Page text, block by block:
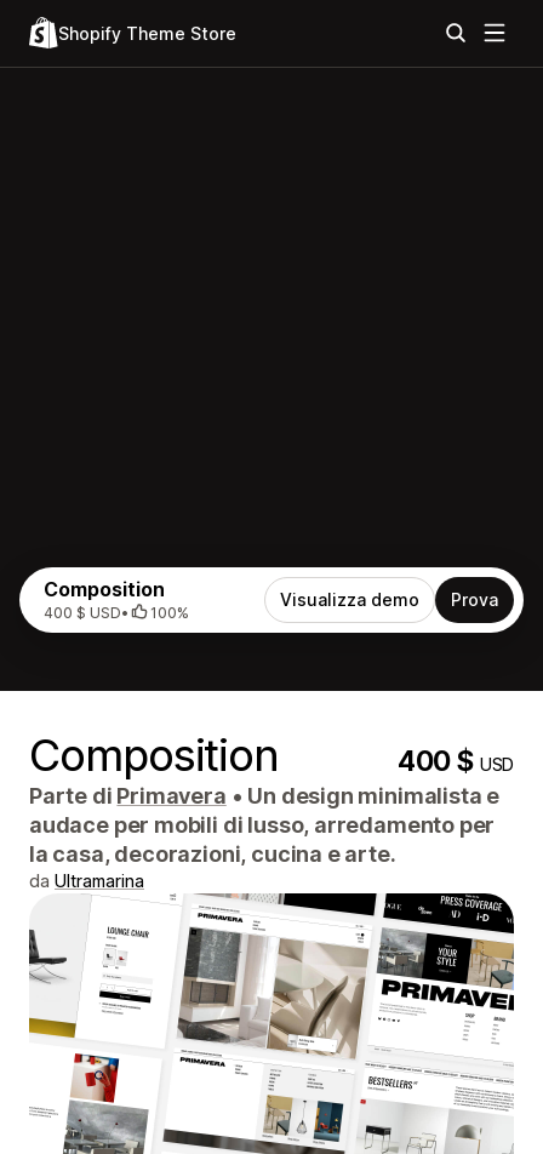
Shopify Theme Store
Composition
400 $ USD• 100%
Visualizza demo Prova
Composition 400 $USD
Parte di Primavera • Un design minimalista e
audace per mobili di lusso, arredamento per
la casa, decorazioni, cucina e arte.
da Ultramarina